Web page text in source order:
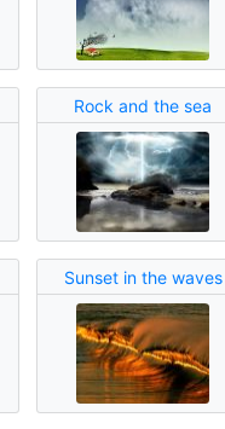
Rock and the sea
Sunset in the waves